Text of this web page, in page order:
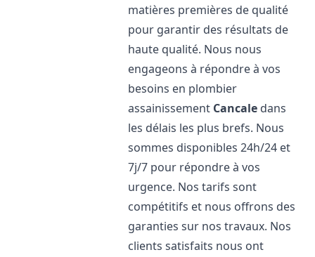
matières premières de qualité
pour garantir des résultats de
haute qualité. Nous nous
engageons à répondre à vos
besoins en plombier
assainissement Cancale dans
les délais les plus brefs. Nous
sommes disponibles 24h/24 et
7j/7 pour répondre à vos
urgence. Nos tarifs sont
compétitifs et nous offrons des
garanties sur nos travaux. Nos
clients satisfaits nous ont